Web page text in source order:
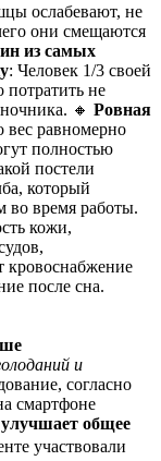
ослабевают, не
они смещаются
из самых
: Человек 1/3 своей
не
🔸 Ровная
вес равномерно
полностью
постели
который
во время работы.
кожи,
кровоснабжение
после сна.
и
согласно
смартфоне
улучшает общее
участвовали